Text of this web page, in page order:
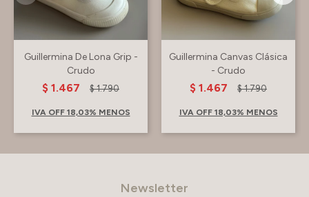
Guillermina De Lona Grip -
Crudo
$ 1.467 $ 1.790
IVA OFF 18,03% MENOS
Guillermina Canvas Clásica
- Crudo
$ 1.467 $ 1.790
IVA OFF 18,03% MENOS
Newsletter